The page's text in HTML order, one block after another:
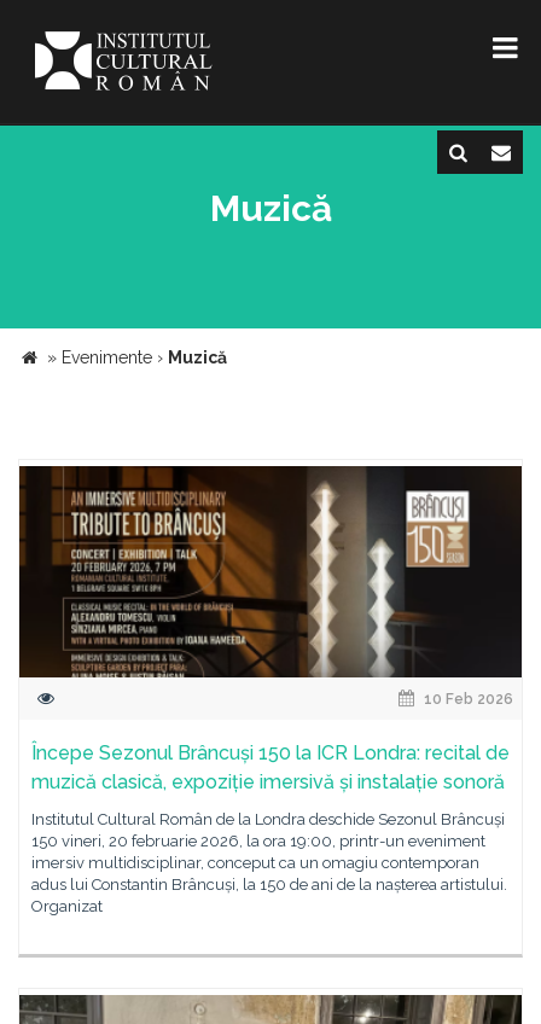
Muzică
» Evenimente › Muzică
10 Feb 2026
Începe Sezonul Brâncuși 150 la ICR Londra: recital de
muzică clasică, expoziție imersivă și instalație sonoră
Institutul Cultural Român de la Londra deschide Sezonul Brâncuși
150 vineri, 20 februarie 2026, la ora 19:00, printr-un eveniment
imersiv multidisciplinar, conceput ca un omagiu contemporan
adus lui Constantin Brâncuși, la 150 de ani de la nașterea artistului.
Organizat